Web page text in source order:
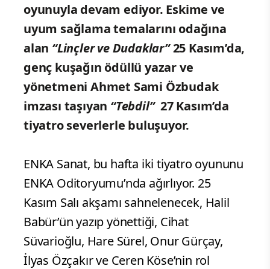
oyunuyla devam ediyor. Eskime ve
uyum sağlama temalarını odağına
alan “Linçler ve Dudaklar”25 Kasım’da,
genç kuşağın ödüllü yazar ve
yönetmeni Ahmet Sami Özbudak
imzası taşıyan “Tebdil”27 Kasım’da
tiyatro severlerle buluşuyor.
ENKA Sanat, bu hafta iki tiyatro oyununu
ENKA Oditoryumu’nda ağırlıyor. 25
Kasım Salı akşamı sahnelenecek, Halil
Babür’ün yazıp yönettiği, Cihat
Süvarioğlu, Hare Sürel, Onur Gürçay,
İlyas Özçakır ve Ceren Köse’nin rol